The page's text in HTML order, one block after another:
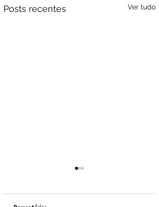
Posts recentes Ver tudo